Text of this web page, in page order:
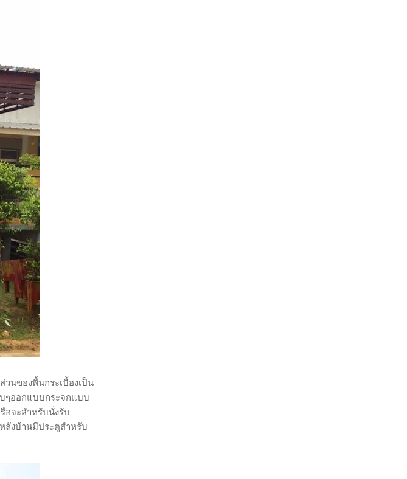
นของพื้นกระเบื้องเป็น
ๆออกแบบกระจกแบบ
อจะสำหรับนั่งรับ
ลังบ้านมีประตูสำหรับ